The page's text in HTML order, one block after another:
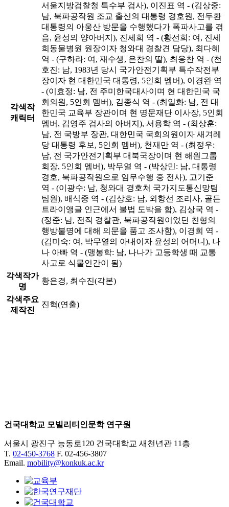
각색작
캐릭터
서울지방검찰청 특수부 검사), 이진표 역 - (김상중:
남, 북파공작원 조교 출신의 대통령 경호원, 전두환
대통령의 아웅산 방문을 수행했다가 폭파사고를 겪
음, 윤성의 양아버지), 진세희 역 - (황선희: 여, 진세
희동물병원 원장이자 청와대 경찰견 담당), 최다혜
역 - (구하라: 여, 재수생, 은찬의 딸), 최응찬 역 - (천
호진: 남, 1983년 당시 국가안전기획부 특수작전부
장이자 현 대한민국 대통령, 5인회 멤버), 이경완 역
- (이효정: 남, 전 주미한국대사이며 현 대한민국 국
회의원, 5인회 멤버), 김종식 역 - (최일화: 남, 전 대
한민국 교육부 장관이며 현 명문재단 이사장, 5인회
멤버, 김영주 검사의 아버지), 서용학 역 - (최상훈:
남, 전 국방부 장관, 대한민국 국회의원이자 새겨레
당 대통령 후보, 5인회 멤버), 천재만 역 - (최정우:
남, 전 국가안전기획부 대북국장이며 현 해원그룹
회장, 5인회 멤버), 박무열 역 - (박상민: 남, 대통령
경호, 북파공작원으로 임무수행 중 전사), 고기준
역 - (이광수: 남, 청와대 경호처 국가지도통신망팀
팀원), 배식중 역 - (김상호: 남, 외항선 조리사, 골든
트라이앵글 인근에서 불법 도박을 함), 김상국 역 -
(정준: 남, 전직 경찰관, 북파공작원이었던 친형의
행방불명에 대해 의문을 품고 조사함), 이경희 역 -
(김미숙: 여, 박무열의 아내이자 윤성의 어머니), 나
나 아빠 역 - (맹봉학: 남, 나나가 고등학생 때 교통
사고로 식물인간이 됨)
각색작가
명
황은경, 최수진(각본)
각색주요
제작진
진혁(연출)
건국대학교 모빌리티인문학 연구원
서울시 광진구 능동로120 건국대학교 새천년관 11층
T. 02-450-3768 F. 02-456-3807
Email. mobility@konkuk.ac.kr